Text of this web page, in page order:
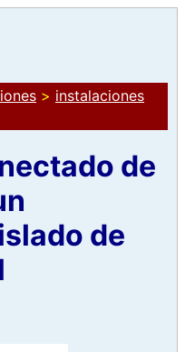
> instalaciones
de
de